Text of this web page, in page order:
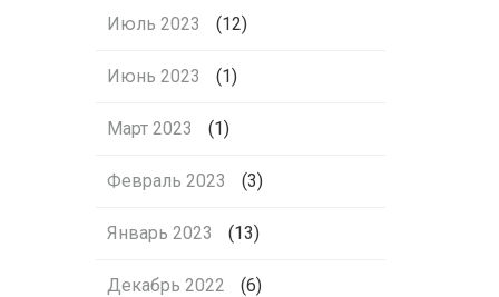
Июль 2023 (12)
Июнь 2023 (1)
Март 2023 (1)
Февраль 2023 (3)
Январь 2023 (13)
Декабрь 2022 (6)